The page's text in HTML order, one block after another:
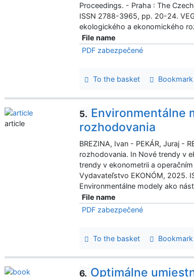
Proceedings. - Praha : The
ISSN 2788-3965, pp. 20-24.
ekologického a ekonomického
File name
PDF zabezpečené
To the basket Bookmark
5. Environmentálne
rozhodovania
BREZINA, Ivan - PEKÁR, Juraj -
rozhodovania. In Nové trendy v
trendy v ekonometrii a
Vydavateľstvo EKONÓM, 2025.
Environmentálne modely ako
File name
PDF zabezpečené
To the basket Bookmark
article
6. Optimálne